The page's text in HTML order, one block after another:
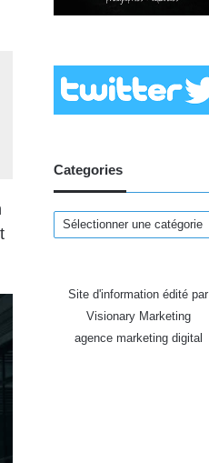
Categories
Categories
Site d'information édité par
Visionary Marketing
agence marketing digital